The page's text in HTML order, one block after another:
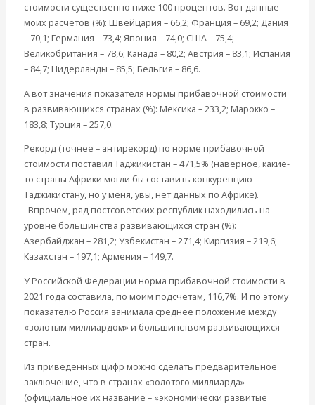
стоимости существенно ниже 100 процентов. Вот данные
моих расчетов (%): Швейцария – 66,2; Франция – 69,2; Дания
– 70,1; Германия – 73,4; Япония – 74,0; США – 75,4;
Великобритания – 78,6; Канада – 80,2; Австрия – 83,1; Испания
– 84,7; Нидерланды – 85,5; Бельгия – 86,6.
А вот значения показателя нормы прибавочной стоимости
в развивающихся странах (%): Мексика – 233,2; Марокко –
183,8; Турция – 257,0.
Рекорд (точнее – антирекорд) по норме прибавочной
стоимости поставил Таджикистан – 471,5% (наверное, какие-
то страны Африки могли бы составить конкуренцию
Таджикистану, но у меня, увы, нет данных по Африке).
Впрочем, ряд постсоветских республик находились на
уровне большинства развивающихся стран (%):
Азербайджан – 281,2; Узбекистан – 271,4; Киргизия – 219,6;
Казахстан – 197,1; Армения – 149,7.
У Российской Федерации норма прибавочной стоимости в
2021 года составила, по моим подсчетам, 116,7%. И по этому
показателю Россия занимала среднее положение между
«золотым миллиардом» и большинством развивающихся
стран.
Из приведенных цифр можно сделать предварительное
заключение, что в странах «золотого миллиарда»
(официальное их название – «экономически развитые